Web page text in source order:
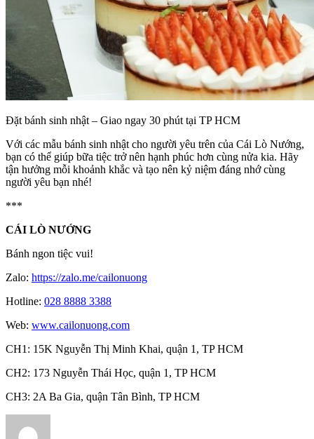
Đặt bánh sinh nhật – Giao ngay 30 phút tại TP HCM
Với các mẫu bánh sinh nhật cho người yêu trên của Cái Lò Nướng,
bạn có thể giúp bữa tiệc trở nên hạnh phúc hơn cùng nửa kia. Hãy
tận hưởng mỗi khoảnh khắc và tạo nên kỷ niệm đáng nhớ cùng
người yêu bạn nhé!
***
CÁI LÒ NƯỚNG
Bánh ngon tiệc vui!
Zalo: https://zalo.me/cailonuong
Hotline: 028 8888 3388
Web: www.cailonuong.com
CH1: 15K Nguyễn Thị Minh Khai, quận 1, TP HCM
CH2: 173 Nguyễn Thái Học, quận 1, TP HCM
CH3: 2A Ba Gia, quận Tân Bình, TP HCM